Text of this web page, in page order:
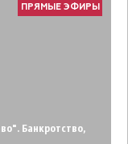
ПРЯМЫЕ ЭФИРЫ
Банкротство,